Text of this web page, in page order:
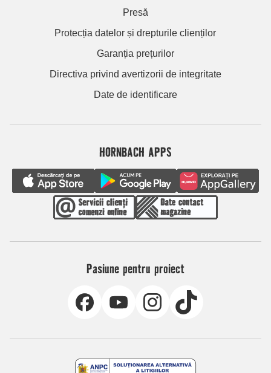
Presă
Protecția datelor și drepturile clienților
Garanția prețurilor
Directiva privind avertizorii de integritate
Date de identificare
HORNBACH APPS
Pasiune pentru proiect